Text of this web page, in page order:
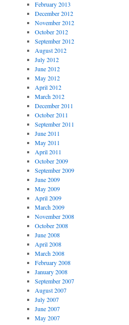
February 2013
December 2012
November 2012
October 2012
September 2012
August 2012
July 2012
June 2012
May 2012
April 2012
March 2012
December 2011
October 2011
September 2011
June 2011
May 2011
April 2011
October 2009
September 2009
June 2009
May 2009
April 2009
March 2009
November 2008
October 2008
June 2008
April 2008
March 2008
February 2008
January 2008
September 2007
August 2007
July 2007
June 2007
May 2007